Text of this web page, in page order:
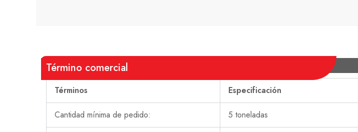
Término comercial
Términos Especificación
Cantidad mínima de pedido: 5 toneladas